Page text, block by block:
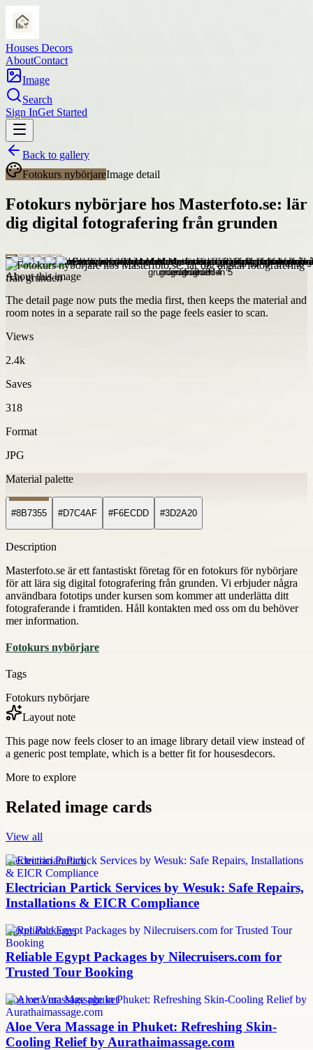
Houses Decors
AboutContact
Image
Search
Sign InGet Started
Back to gallery
Fotokurs nybörjareImage detail
Fotokurs nybörjare hos Masterfoto.se: lär
dig digital fotografering från grunden
About this image
The detail page now puts the media first, then keeps the material and
room notes in a separate rail so the page feels easier to scan.
Views
2.4k
Saves
318
Format
JPG
Material palette
#8B7355 #D7C4AF #F6ECDD #3D2A20
Description
Masterfoto.se är ett fantastiskt företag för en fotokurs för nybörjare
för att lära sig digital fotografering från grunden. Vi erbjuder några
användbara fototips under kursen som kommer att underlätta ditt
fotograferande i framtiden. Håll kontakten med oss ​​om du behöver
mer information.
Fotokurs nybörjare
Tags
Fotokurs nybörjare
Layout note
This page now feels closer to an image library detail view instead of
a generic post template, which is a better fit for housesdecors.
More to explore
Related image cards
View all
Electrician Partick
Electrician Partick Services by Wesuk: Safe Repairs,
Installations & EICR Compliance
Egypt Packages
Reliable Egypt Packages by Nilecruisers.com for
Trusted Tour Booking
aloe vera massage phuket
Aloe Vera Massage in Phuket: Refreshing Skin-
Cooling Relief by Aurathaimassage.com